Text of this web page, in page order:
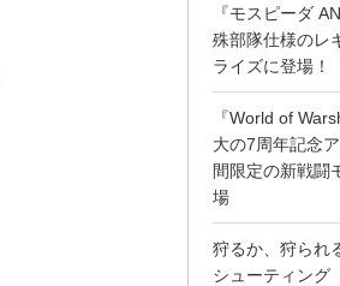
『モスピーダ
殊部隊仕様のレ
ライズに登場！
『World of
大の7周年記念
間限定の新戦闘
場
狩るか、狩られ
シューティング